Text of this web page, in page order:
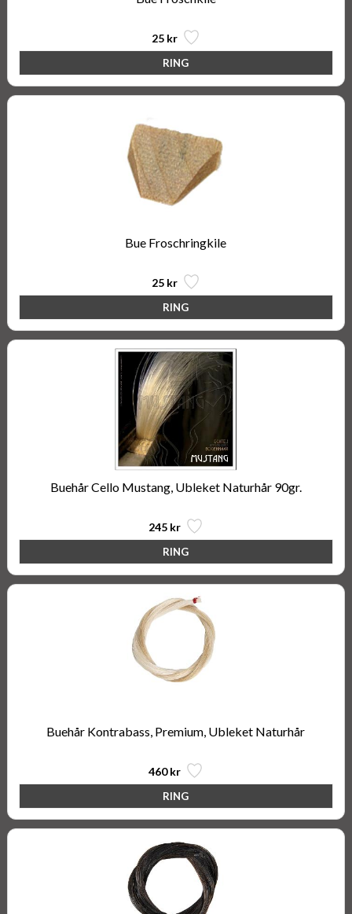
25 kr
Bue Froschringkile
25 kr
Buehår Cello Mustang, Ubleket Naturhår 90gr.
245 kr
Buehår Kontrabass, Premium, Ubleket Naturhår
460 kr